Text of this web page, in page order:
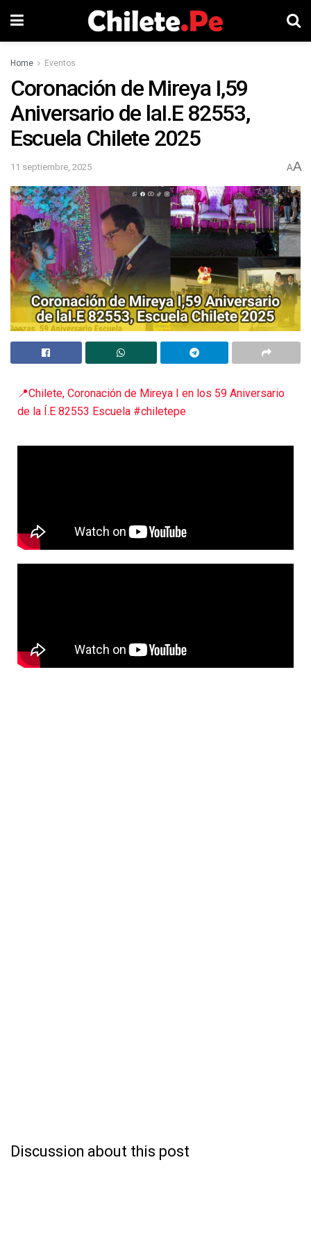
Home Eventos
Coronación de Mireya I,59
Aniversario de laI.E 82553,
Escuela Chilete 2025
11 septiembre, 2025 AA
📍Chilete, Coronación de Mireya I en los 59 Aniversario
de la Í.E 82553 Escuela #chiletepe
Discussion about this post